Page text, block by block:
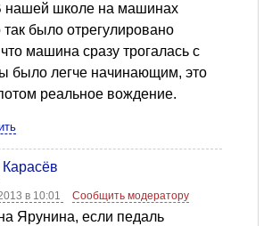
нашей школе на машинах
было отрегулировано
машина сразу трогалась с
было легче начинающим, это
реальное вождение.
в 10:01
Сообщить модератору
Ярунина, если педаль